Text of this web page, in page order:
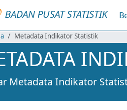
BADAN PUSAT STATISTIK
Metadata Indikator Statistik
Metadata Indikator